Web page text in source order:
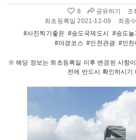
좋
아
수
:
8 공유하기
조
최초등록일 2021-12-09
최종
#사진찍기좋은 #송도국제도시 #송도놀
#야경코스 #인천관광 #인천
※ 해당 정보는 최초등록일 이후 변경된 사항
전에 반드시 확인하시기